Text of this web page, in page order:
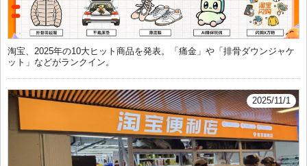
淘宝、2025年の10大ヒット商品を発表。「痛金」や「排骨ダウンジャケ
ット」などがランクイン。
2025/11/1